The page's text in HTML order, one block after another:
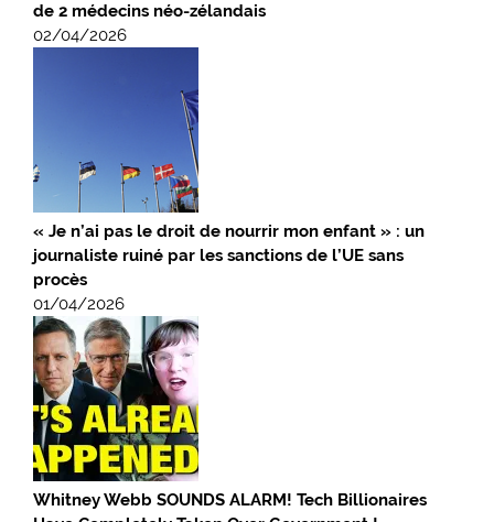
de 2 médecins néo-zélandais
02/04/2026
« Je n’ai pas le droit de nourrir mon enfant » : un
journaliste ruiné par les sanctions de l’UE sans
procès
01/04/2026
Whitney Webb SOUNDS ALARM! Tech Billionaires